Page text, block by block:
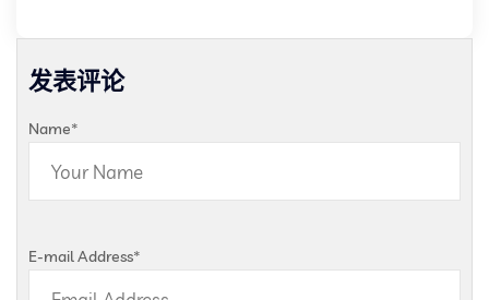
发表评论
Name*
E-mail Address*